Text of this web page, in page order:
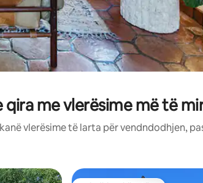
qira me vlerësime më të
vlerësime të larta për vendndodhjen,